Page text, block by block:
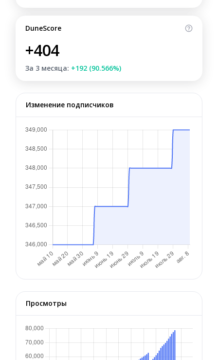
DuneScore
+404
За 3 месяца: +192 (90.566%)
Изменение подписчиков
Просмотры